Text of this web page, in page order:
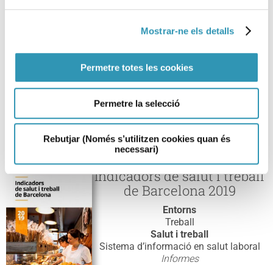
Mostrar-ne els detalls
Permetre totes les cookies
Permetre la selecció
Rebutjar (Només s’utilitzen cookies quan és
necessari)
Informes
Més informació
sobre: Indicadors de salut i
Indicadors de salut i treball
de Barcelona 2019
Entorns
Treball
Salut i treball
Sistema d’informació en salut laboral
Informes